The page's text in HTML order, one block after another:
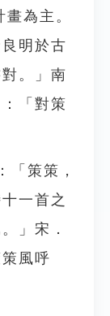
為主。
明於古
。」南
「對策
「策策，
一首之
」宋．
風呼